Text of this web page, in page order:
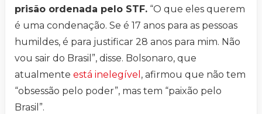
prisão ordenada pelo STF. “O que eles querem
é uma condenação. Se é 17 anos para as pessoas
humildes, é para justificar 28 anos para mim. Não
vou sair do Brasil”, disse. Bolsonaro, que
atualmente está inelegível , afirmou que não tem
“obsessão pelo poder”, mas tem “paixão pelo
Brasil”.